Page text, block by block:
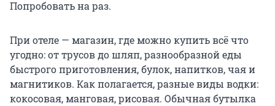
Попробовать на раз.
При отеле — магазин, где можно купить всё что
угодно: от трусов до шляп, разнообразной еды
быстрого приготовления, булок, напитков, чая и
магнитиков. Как полагается, разные виды водки:
кокосовая, манговая, рисовая. Обычная бутылка